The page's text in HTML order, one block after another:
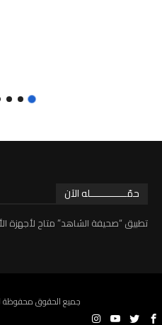
حمّـــــــــــــله الآن
تطبيق “صحيفة الشاهد” متاح لأجهزة
جميع الحقوق محفوظة